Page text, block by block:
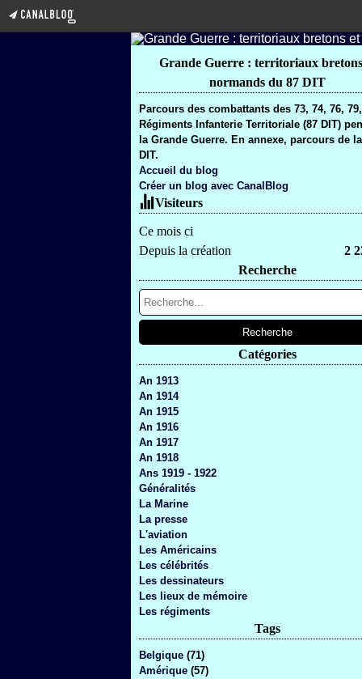
Grande Guerre : territoriaux
normands du 87 DIT
Parcours des combattants des 73, 74, 76,
Régiments Infanterie Territoriale (87 DIT)
la Grande Guerre. En annexe, parcours de
DIT.
Accueil du blog
Créer un blog avec CanalBlog
Visiteurs
Ce mois ci
Depuis la création
2
Recherche
Catégories
An 1913
An 1914
An 1915
An 1916
An 1917
An 1918
Ans 1919 - 1922
Généralités
La Marine
La presse
L'aviation
Les Américains
Les célébrités
Les dessinateurs
Les lieux de mémoire
Les régiments
Tags
Belgique (71)
Amérique (57)